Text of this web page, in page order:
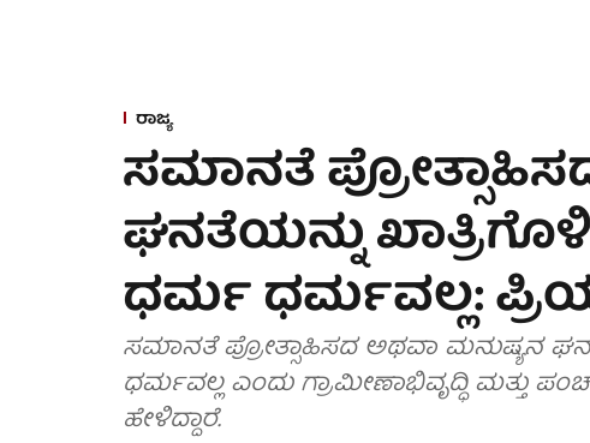
ರಾಜ್ಯ
ಸಮಾನತೆ
ಘನತೆಯನ್ನು
ಧರ್ಮ ಧರ್ಮವಲ್ಲ:
ಸಮಾನತೆ ಪ್ರೋತ್ಸಾಹಿಸದ ಅಥವಾ ಮನುಷ್ಯನ
ಧರ್ಮವಲ್ಲ ಎಂದು ಗ್ರಾಮೀಣಾಭಿವೃದ್ಧಿ ಮತ್ತು
ಹೇಳಿದ್ದಾರೆ.